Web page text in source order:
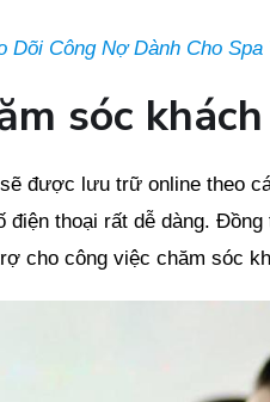
Dõi Công Nợ Dành Cho
sóc
được lưu trữ online theo
điện thoại rất dễ dàng.
cho công việc chăm sóc